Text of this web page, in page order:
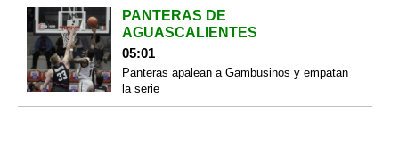
PANTERAS DE
AGUASCALIENTES
05:01
Panteras apalean a Gambusinos y empatan
la serie